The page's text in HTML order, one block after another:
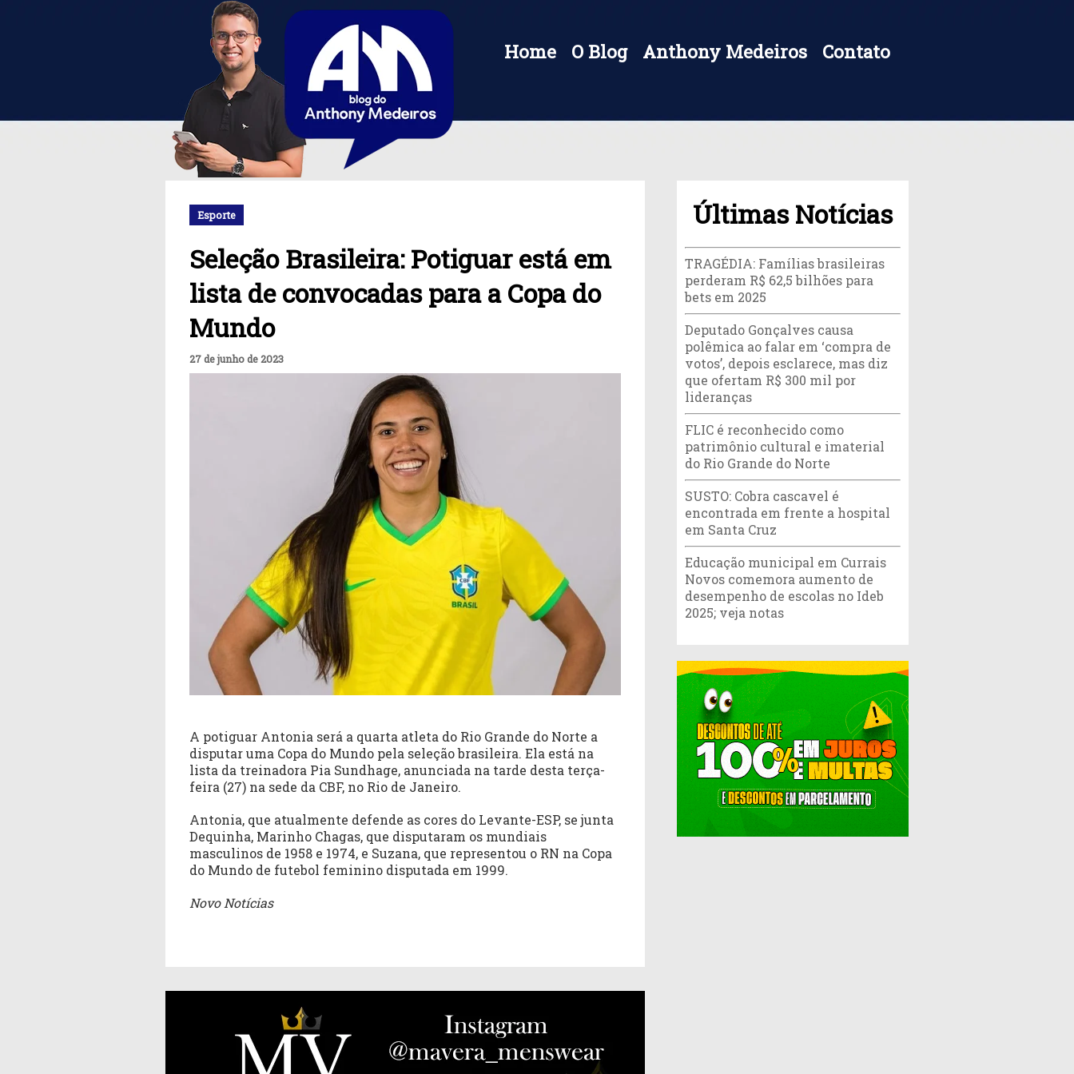
Home O Blog Anthony Medeiros Contato
Esporte
Seleção Brasileira: Potiguar está em
lista de convocadas para a Copa do
Mundo
27 de junho de 2023
A potiguar Antonia será a quarta atleta do Rio Grande do Norte a
disputar uma Copa do Mundo pela seleção brasileira. Ela está na
lista da treinadora Pia Sundhage, anunciada na tarde desta terça-
feira (27) na sede da CBF, no Rio de Janeiro.
Antonia, que atualmente defende as cores do Levante-ESP, se junta
Dequinha, Marinho Chagas, que disputaram os mundiais
masculinos de 1958 e 1974, e Suzana, que representou o RN na Copa
do Mundo de futebol feminino disputada em 1999.
Novo Notícias
Últimas Notícias
TRAGÉDIA: Famílias brasileiras
perderam R$ 62,5 bilhões para
bets em 2025
Deputado Gonçalves causa
polêmica ao falar em ‘compra de
votos’, depois esclarece, mas diz
que ofertam R$ 300 mil por
lideranças
FLIC é reconhecido como
patrimônio cultural e imaterial
do Rio Grande do Norte
SUSTO: Cobra cascavel é
encontrada em frente a hospital
em Santa Cruz
Educação municipal em Currais
Novos comemora aumento de
desempenho de escolas no Ideb
2025; veja notas